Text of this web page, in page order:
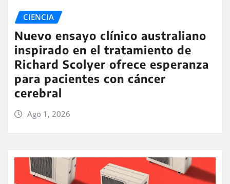
CIENCIA
Nuevo ensayo clínico australiano
inspirado en el tratamiento de
Richard Scolyer ofrece esperanza
para pacientes con cáncer
cerebral
Ago 1, 2026